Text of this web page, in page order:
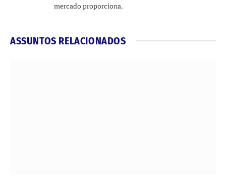
mercado proporciona.
ASSUNTOS RELACIONADOS